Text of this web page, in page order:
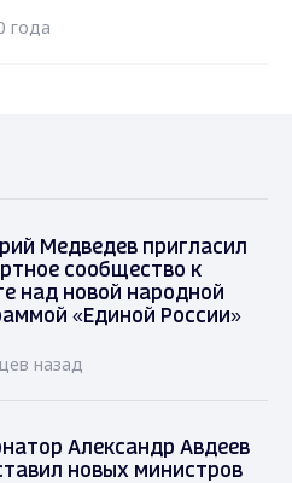
года
Медведев пригласил
сообщество к
над новой народной
«Единой России»
назад
Александр Авдеев
новых министров